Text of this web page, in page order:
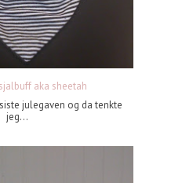
aka sheetah
julegaven og da tenkte
jeg...